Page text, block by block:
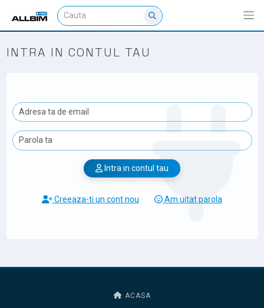
INTRA IN CONTUL TAU
Intra in contul tau
Creeaza-ti un cont nou Am uitat parola
ACASA